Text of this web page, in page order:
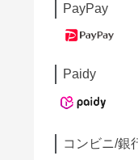
PayPay
Paidy
コンビニ/銀